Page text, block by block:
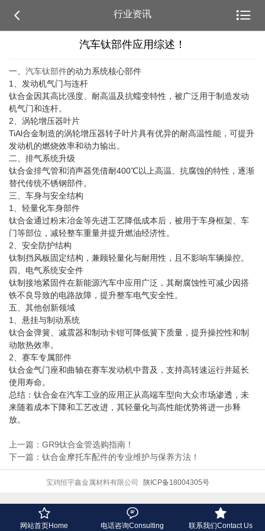
 行业资讯 
汽车钛部件应用综述！
一、 汽车钛部件的动力系统核心部件
1、发动机气门与连杆
钛合金因其高比强度、耐高温及抗蠕变特性，被广泛用于制造发动
机气门和连杆。
2、涡轮增压器叶片
TiAl合金制造的涡轮增压器转子叶片具有优异的耐高温性能，可提升
发动机的燃烧效率和动力输出。
二、排气系统升级
钛合金排气管和消声器凭借耐400℃以上高温、抗腐蚀的特性，逐渐
替代传统不锈钢部件。
三、车身与安全结构
1、轻量化车身部件
钛合金通过粉末冶金等先进工艺降低成本后，被用于车身框架、车
门等部位，减轻整车重量并提升燃油经济性。
2、安全防护结构
钛制挡风板固定结构，兼顾轻量化与耐用性，且不影响车辆操控。
四、电气系统安全件
钛制接地紧固件在新能源汽车中应用广泛，其耐腐蚀性可减少因搭
铁不良导致的电路故障，提升整车电气安全性。
五、其他创新领域
1、悬挂与制动系统
钛合金弹簧、减震器和制动卡钳可降低簧下质量，提升操控性和制
动散热效率。
2、赛车专属部件
钛合金气门座和曲轴在赛车发动机中普及，支持高转速运行并延长
使用寿命。
总结：钛合金在汽车工业的应用正从高端车型向大众市场渗透，未
来随着成本下降和工艺改进，其轻量化与高性能优势将进一步释
放。
上一篇：GR9钛合金管选购指南！
下一篇：钛合金摩托车配件的专业维护与保养方法！
宝鸡恒宇鑫金属材料有限公司 陕ICP备18004305号

网站首页Home

电话咨询Consulting

联系我们Contact Us